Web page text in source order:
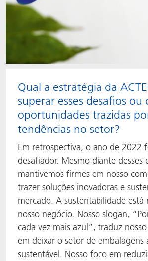
Qual a estratégia da
superar esses desafios ou
oportunidades trazidas
tendências no setor?
Em retrospectiva, o ano de 2022
desafiador. Mesmo diante desses
mantivemos firmes em nosso
trazer soluções inovadoras e
mercado. A sustentabilidade está
nosso negócio. Nosso slogan,
cada vez mais azul”, traduz
em deixar o setor de embalagens
sustentável. Nosso foco em